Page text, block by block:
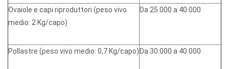
Ovaiole e capi riproduttori (peso vivo
medio: 2 Kg/capo)
Da 25.000 a 40.000
Pollastre (peso vivo medio: 0,7 Kg/capo) Da 30.000 a 40.000